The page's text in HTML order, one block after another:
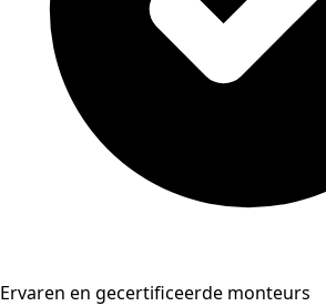
Ervaren en gecertificeerde monteurs